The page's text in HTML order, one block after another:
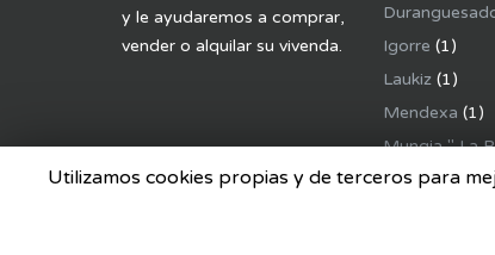
y le ayudaremos a comprar,
vender o alquilar su vivenda.
Igorre (1)
Laukiz (1)
Mendexa (1)
Mungia " La
Plentzia(1)
Utilizamos cookies propias y de terceros para